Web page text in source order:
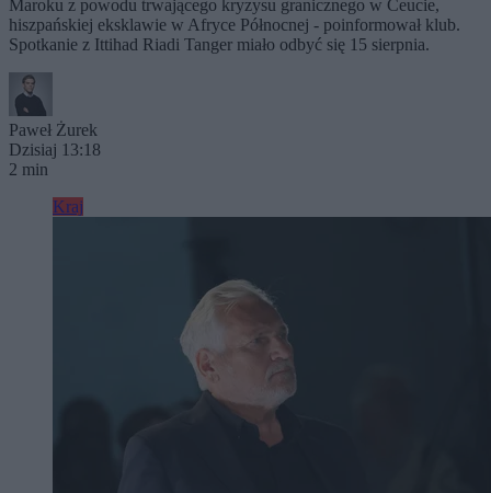
Maroku z powodu trwającego kryzysu granicznego w Ceucie,
hiszpańskiej eksklawie w Afryce Północnej - poinformował klub.
Spotkanie z Ittihad Riadi Tanger miało odbyć się 15 sierpnia.
Paweł Żurek
Dzisiaj 13:18
2 min
Kraj